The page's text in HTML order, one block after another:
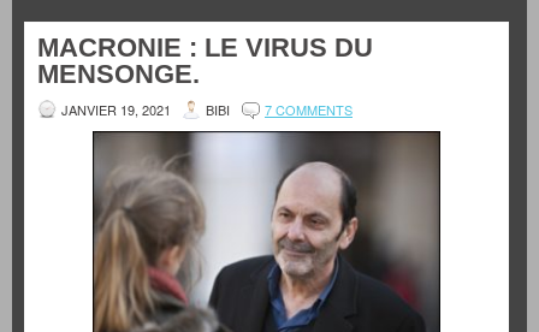
MACRONIE : LE VIRUS DU
MENSONGE.
JANVIER 19, 2021 BIBI 7 COMMENTS